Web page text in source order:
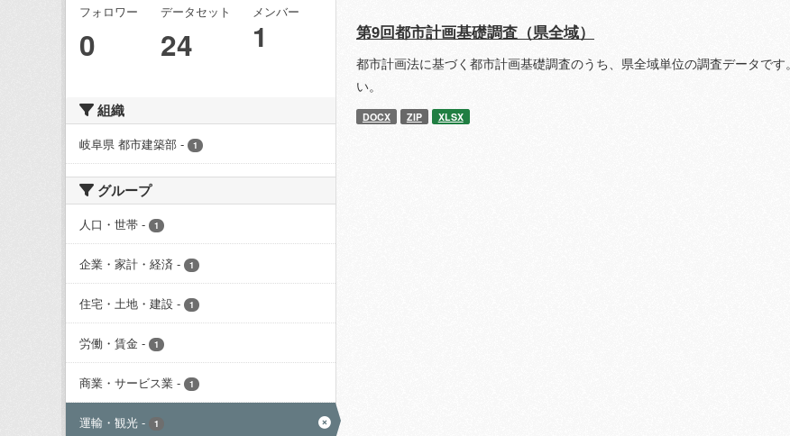
フォロワー
0
データセット
24
メンバー
1
組織
岐阜県 都市建築部 - 1
グループ
人口・世帯 - 1
企業・家計・経済 - 1
住宅・土地・建設 - 1
労働・賃金 - 1
商業・サービス業 - 1
運輸・観光 - 1
第9回都市計画基礎調査（県全域）
都市計画法に基づく都市計画基礎調査のうち、県全域単位の調査データで
い。
DOCX ZIP XLSX